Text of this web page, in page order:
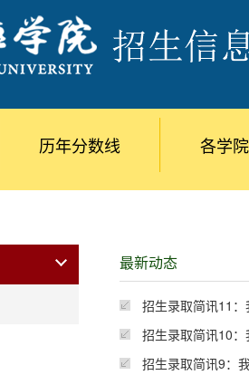
历年分数线 各学
最新动态
招生录取简讯11
招生录取简讯10
招生录取简讯9：